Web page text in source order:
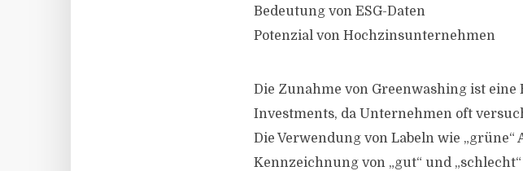
Bedeutung von ESG-Daten
Potenzial von Hochzinsunternehmen
Die Zunahme von Greenwashing ist
Investments, da Unternehmen oft
Die Verwendung von Labeln wie
Kennzeichnung von „gut“ und